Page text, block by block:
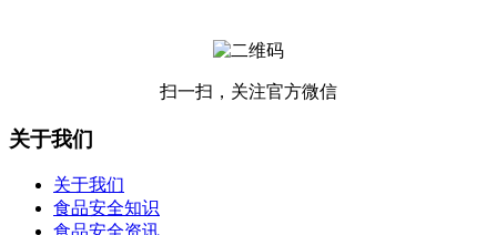
扫一扫，关注官方微信
关于我们
关于我们
食品安全知识